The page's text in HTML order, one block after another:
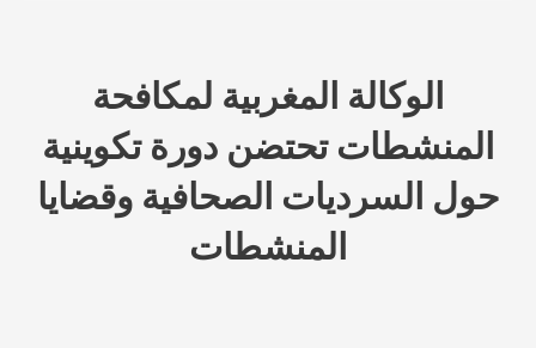
الوكالة المغربية لمكافحة
المنشطات تحتضن دورة تكوينية
حول السرديات الصحافية وقضايا
المنشطات